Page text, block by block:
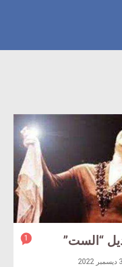
article
1 “الست”